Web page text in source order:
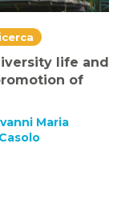
life and
of
Maria